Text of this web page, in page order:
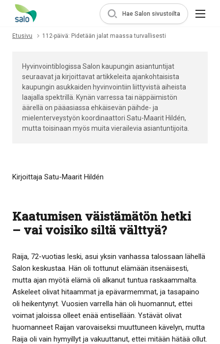
Hae Salon sivustoilta
Etusivu 112-päivä: Pidetään jalat maassa turvallisesti
Hyvinvointiblogissa Salon kaupungin asiantuntijat
seuraavat ja kirjoittavat artikkeleita ajankohtaisista
kaupungin asukkaiden hyvinvointiin liittyvistä aiheista
laajalla spektrillä. Kynän varressa tai näppäimistön
äärellä on pääasiassa ehkäisevän päihde- ja
mielenterveystyön koordinaattori Satu-Maarit Hildén,
mutta toisinaan myös muita vierailevia asiantuntijoita.
Kirjoittaja Satu-Maarit Hildén
Kaatumisen väistämätön hetki
– vai voisiko siltä välttyä?
Raija, 72-vuotias leski, asui yksin vanhassa talossaan lähellä
Salon keskustaa. Hän oli tottunut elämään itsenäisesti,
mutta ajan myötä elämä oli alkanut tuntua raskaammalta.
Askeleet olivat hitaammat ja epävarmemmat, ja tasapaino
oli heikentynyt. Vuosien varrella hän oli huomannut, ettei
voimat jaloissa olleet enää entisellään. Ystävät olivat
huomanneet Raijan varovaiseksi muuttuneen kävelyn, mutta
Raija oli vain hymyillyt ja vakuuttanut, ettei mitään hätää ollut.